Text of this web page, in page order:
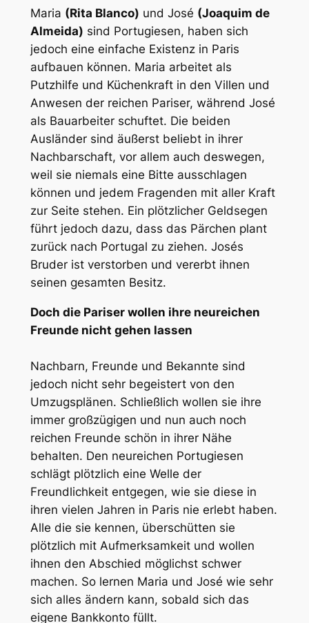
Maria (Rita Blanco) und José (Joaquim de
Almeida) sind Portugiesen, haben sich
jedoch eine einfache Existenz in Paris
aufbauen können. Maria arbeitet als
Putzhilfe und Küchenkraft in den Villen und
Anwesen der reichen Pariser, während José
als Bauarbeiter schuftet. Die beiden
Ausländer sind äußerst beliebt in ihrer
Nachbarschaft, vor allem auch deswegen,
weil sie niemals eine Bitte ausschlagen
können und jedem Fragenden mit aller Kraft
zur Seite stehen. Ein plötzlicher Geldsegen
führt jedoch dazu, dass das Pärchen plant
zurück nach Portugal zu ziehen. Josés
Bruder ist verstorben und vererbt ihnen
seinen gesamten Besitz.
Doch die Pariser wollen ihre neureichen
Freunde nicht gehen lassen
Nachbarn, Freunde und Bekannte sind
jedoch nicht sehr begeistert von den
Umzugsplänen. Schließlich wollen sie ihre
immer großzügigen und nun auch noch
reichen Freunde schön in ihrer Nähe
behalten. Den neureichen Portugiesen
schlägt plötzlich eine Welle der
Freundlichkeit entgegen, wie sie diese in
ihren vielen Jahren in Paris nie erlebt haben.
Alle die sie kennen, überschütten sie
plötzlich mit Aufmerksamkeit und wollen
ihnen den Abschied möglichst schwer
machen. So lernen Maria und José wie sehr
sich alles ändern kann, sobald sich das
eigene Bankkonto füllt.